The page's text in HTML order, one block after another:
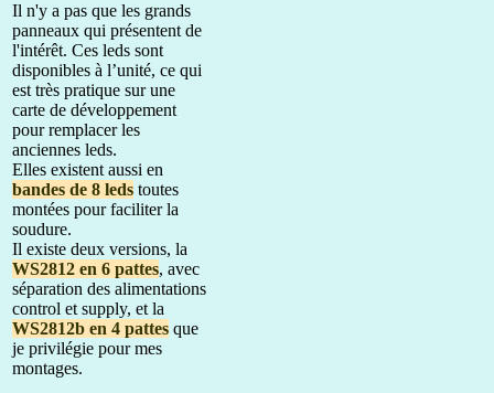
Il n'y a pas que les grands
panneaux qui présentent de
l'intérêt. Ces leds sont
disponibles à l’unité, ce qui
est très pratique sur une
carte de développement
pour remplacer les
anciennes leds.
Elles existent aussi en
bandes de 8 leds toutes
montées pour faciliter la
soudure.
Il existe deux versions, la
WS2812 en 6 pattes, avec
séparation des alimentations
control et supply, et la
WS2812b en 4 pattes que
je privilégie pour mes
montages.